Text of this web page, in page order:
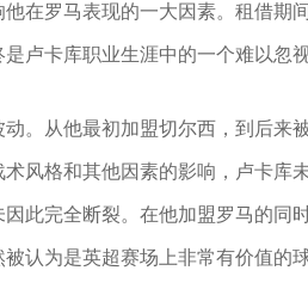
在罗马表现的一大因素。租借
卢卡库职业生涯中的一个难以忽
。从他最初加盟切尔西，到后
风格和其他因素的影响，卢卡库
此完全断裂。在他加盟罗马的
认为是英超赛场上非常有价值